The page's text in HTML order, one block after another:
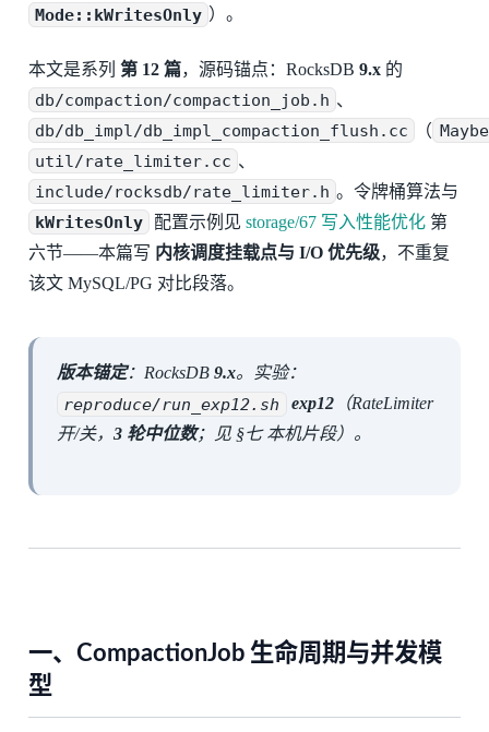
Mode::kWritesOnly ）。
本文是系列 第 12 篇，源码锚点：RocksDB 9.x的
db/compaction/compaction_job.h 、
db/db_impl/db_impl_compaction_flush.cc （
util/rate_limiter.cc 、
include/rocksdb/rate_limiter.h 。令牌桶算法与
kWritesOnly 配置示例见storage/67 写入性能优化 第
六节——本篇写 内核调度挂载点与 I/O 优先级，不重复
该文 MySQL/PG 对比段落。
版本锚定：RocksDB 9.x。实验：
reproduce/run_exp12.sh exp12（RateLimiter
开/关， 3 轮中位数；见 §七 本机片段）。
一、CompactionJob 生命周期与并发模
型